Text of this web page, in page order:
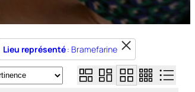
Lieu représenté: Bramefarine